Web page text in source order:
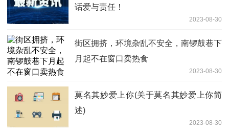
话爱与责任！
2023-08-30
街区拥挤，环境杂乱不安全，南锣鼓巷下
月起不在窗口卖热食
2023-08-30
莫名其妙爱上你(关于莫名其妙爱上你简
述)
2023-08-30